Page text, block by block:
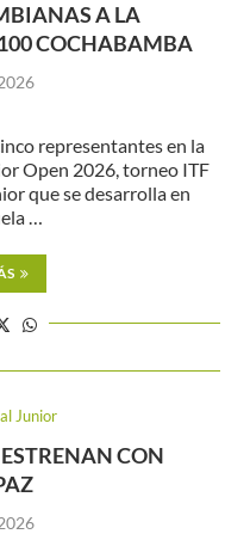
A LA
COCHABAMBA
representantes en la
Open 2026, torneo ITF
que se desarrolla en
…
Junior
CON